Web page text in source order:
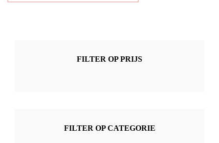
FILTER OP PRIJS
FILTER OP CATEGORIE